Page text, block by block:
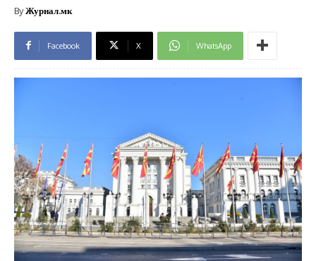
ByЖурнал.мк
Facebook X WhatsApp